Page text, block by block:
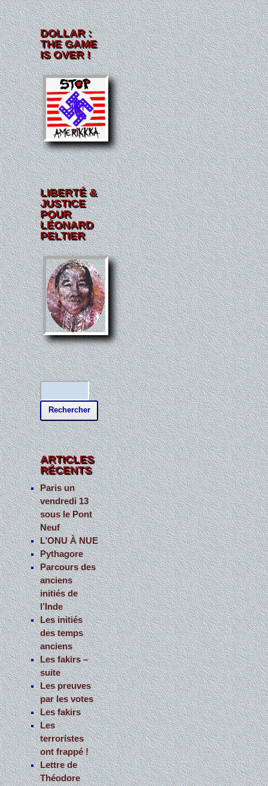
DOLLAR :
THE GAME
IS OVER !
LIBERTÉ &
JUSTICE
POUR
LÉONARD
PELTIER
e
c
h
e
r
c
h
e
r
:
ARTICLES
RÉCENTS
Paris un
vendredi 13
sous le Pont
Neuf
L’ONU À NUE
Pythagore
Parcours des
anciens
initiés de
l’Inde
Les initiés
des temps
anciens
Les fakirs –
suite
Les preuves
par les votes
Les fakirs
Les
terroristes
ont frappé !
Lettre de
Théodore